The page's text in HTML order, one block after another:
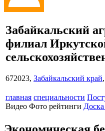
Забайкальский
филиал
672023, Забайкальский край
главная специальности
Видео Фото рейтинги